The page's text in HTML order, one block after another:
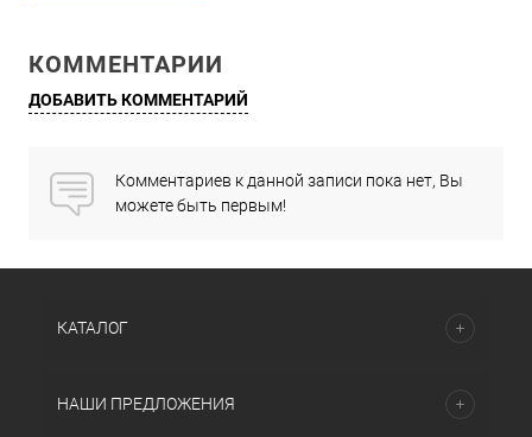
КОММЕНТАРИИ
ДОБАВИТЬ КОММЕНТАРИЙ
Комментариев к данной записи пока нет, Вы
можете быть первым!
КАТАЛОГ
НАШИ ПРЕДЛОЖЕНИЯ